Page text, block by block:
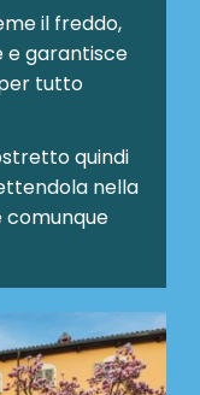
il freddo,
garantisce
tutto
quindi
nella
comunque